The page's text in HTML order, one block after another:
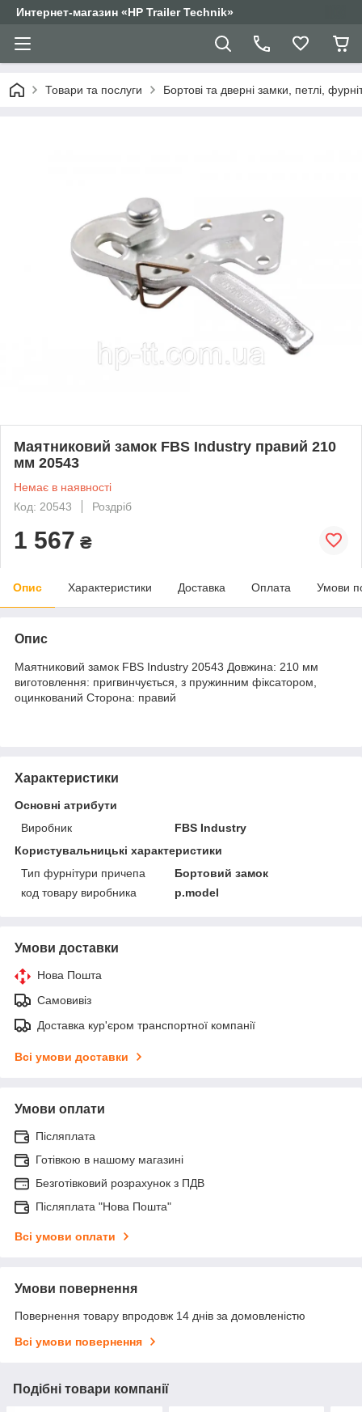
Интернет-магазин «HP Trailer Technik»
Товари та послуги Бортові та дверні замки, петлі,
Маятниковий замок FBS Industry правий 210
мм 20543
Немає в наявності
Код: 20543
Роздріб
1 567 ₴
Опис Характеристики Доставка Оплата Умови
Опис
Маятниковий замок FBS Industry 20543 Довжина: 210 мм
виготовлення: пригвинчується, з пружинним фіксатором,
оцинкований Сторона: правий
Характеристики
Основні атрибути
Виробник
FBS Industry
Користувальницькі характеристики
Тип фурнітури причепа
Бортовий замок
код товару виробника
p.model
Умови доставки
Нова Пошта
Самовивіз
Доставка кур'єром транспортної компанії
Всі умови доставки
Умови оплати
Післяплата
Готівкою в нашому магазині
Безготівковий розрахунок з ПДВ
Післяплата "Нова Пошта"
Всі умови оплати
Умови повернення
Повернення товару впродовж 14 днів за домовленістю
Всі умови повернення
Подібні товари компанії